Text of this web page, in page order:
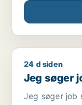
Jeg søger job
24 d siden
Jeg søger
Jeg søger job